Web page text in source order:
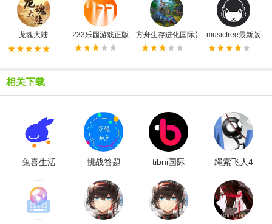
龙魂大陆 233乐园游戏正版 方舟生存进化国际版 musicfree最新版
相关下载
兔喜生活
挑战答题
版
tibni国际
绳索飞人4